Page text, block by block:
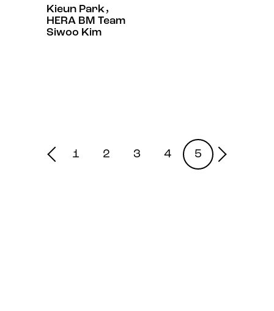
Kieun Park，
HERA BM Team
Siwoo Kim
1 2 3 4 5